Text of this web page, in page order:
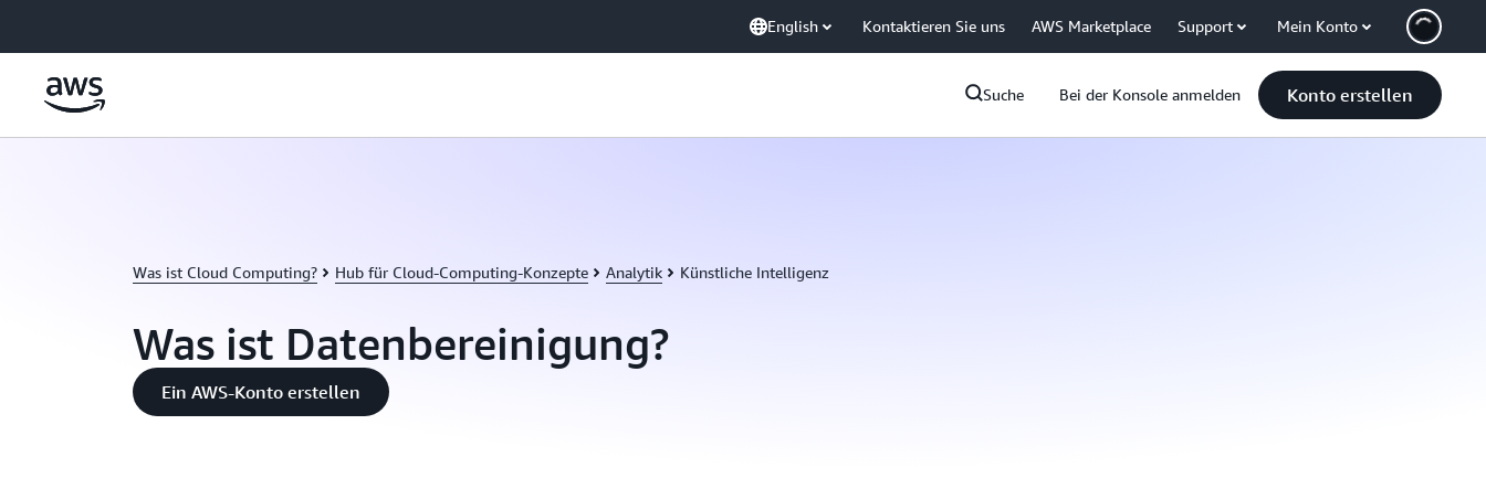
English Kontaktieren Sie uns AWS Marketplace Support Mein Konto
Suche Bei der Konsole anmelden Konto erstellen
Was ist Cloud Computing? Hub für Cloud-Computing-Konzepte Analytik Künstliche Intelligenz
Was ist Datenbereinigung?
Ein AWS-Konto erstellen